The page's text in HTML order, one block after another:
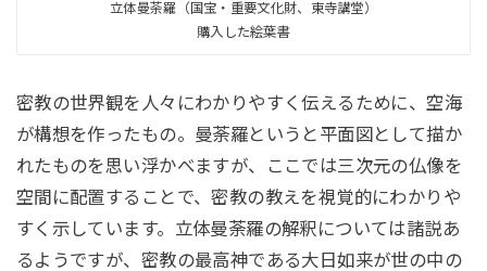
立体曼荼羅（国宝・重要文化財、東寺講堂）
購入した絵葉書
密教の世界観を人々にわかりやすく伝えるために、空海
が構想を作ったもの。曼荼羅というと平面図として描か
れたものを思い浮かべますが、ここでは三次元の仏像を
空間に配置することで、密教の教えを視覚的にわかりや
すく示しています。立体曼荼羅の解釈については諸説あ
るようですが、密教の最高神である大日如来が世の中の